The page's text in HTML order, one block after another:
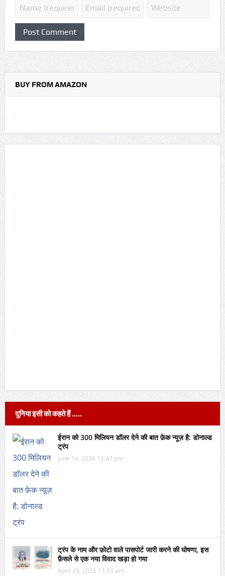
BUY FROM AMAZON
दुनिया इसी को कहते हैं …..
ईरान को 300 मिलियन डॉलर देने की बात फ़ेक न्यूज़ है: डोनाल्ड
ट्रंप
June 16, 2026 12:47 pm
ट्रंप के नाम और फ़ोटो वाले पासपोर्ट जारी करने की घोषणा, इस
फ़ैसले से एक नया विवाद खड़ा हो गया
April 29, 2026 11:33 am